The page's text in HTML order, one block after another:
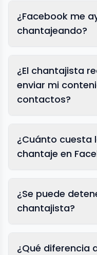
¿Facebook me
chantajeando?
¿El chantajista
enviar mi
contactos?
¿Cuánto cuesta
chantaje en
¿Se puede
chantajista?
¿Qué diferencia